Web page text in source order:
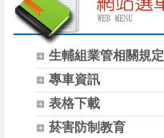
生輔組業管相關規定
專車資訊
表格下載
菸害防制教育